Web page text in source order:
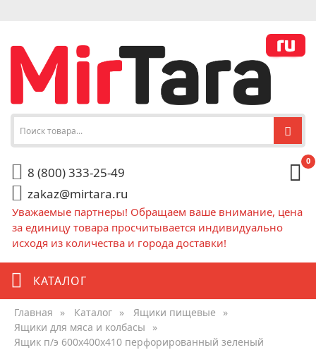
8 (800) 333-25-49
zakaz@mirtara.ru
0
Уважаемые партнеры! Обращаем ваше внимание, цена
за единицу товара просчитывается индивидуально
исходя из количества и города доставки!
КАТАЛОГ
Главная » Каталог » Ящики пищевые
»
Ящики для мяса и колбасы
»
Ящик п/э 600х400х410 перфорированный зеленый